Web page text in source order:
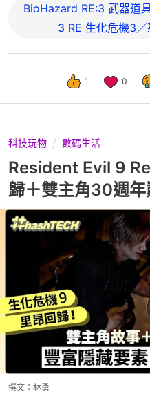
BioHazard RE:3 武器道
3 RE 生化危機3／
1 0
科技玩物 數碼生活
Resident Evil 9
歸＋雙主角30週年
撰文： 林勇